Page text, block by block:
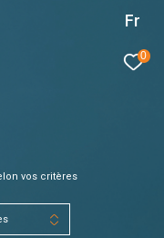
Fr
0
vos critères